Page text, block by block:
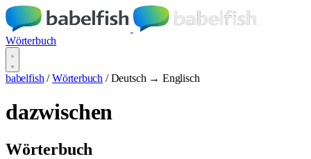
Wörterbuch
babelfish / Wörterbuch / Deutsch → Englisch
dazwischen
Wörterbuch